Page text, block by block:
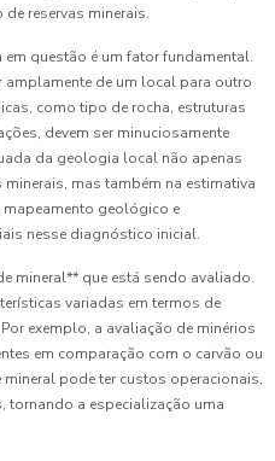
reservas minerais.
questão é um fator fundamental.
de um local para outro
como tipo de rocha, estruturas
devem ser minuciosamente
da geologia local não apenas
mas também na estimativa
geológico e
nesse diagnóstico inicial.
mineral** que está sendo avaliado.
variadas em termos de
exemplo, a avaliação de minérios
em comparação com o carvão ou
pode ter custos operacionais,
a especialização uma